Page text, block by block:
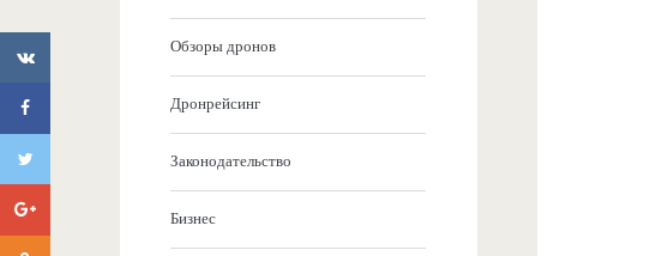
Обзоры дронов
Дронрейсинг
Законодательство
Бизнес